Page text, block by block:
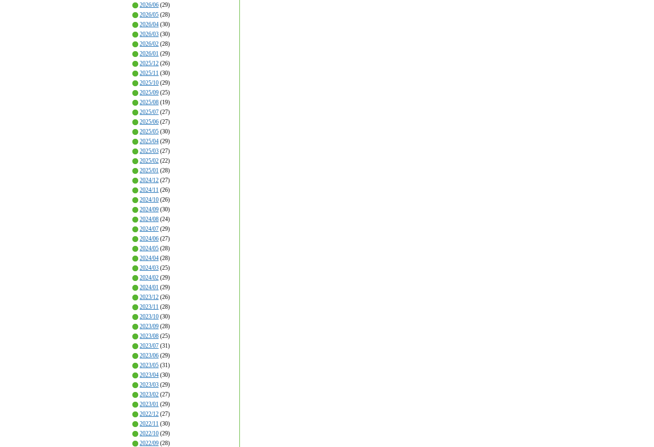
2026/06 (29)
2026/05 (28)
2026/04 (30)
2026/03 (30)
2026/02 (28)
2026/01 (29)
2025/12 (26)
2025/11 (30)
2025/10 (29)
2025/09 (25)
2025/08 (19)
2025/07 (27)
2025/06 (27)
2025/05 (30)
2025/04 (29)
2025/03 (27)
2025/02 (22)
2025/01 (28)
2024/12 (27)
2024/11 (26)
2024/10 (26)
2024/09 (30)
2024/08 (24)
2024/07 (29)
2024/06 (27)
2024/05 (28)
2024/04 (28)
2024/03 (25)
2024/02 (29)
2024/01 (29)
2023/12 (26)
2023/11 (28)
2023/10 (30)
2023/09 (28)
2023/08 (25)
2023/07 (31)
2023/06 (29)
2023/05 (31)
2023/04 (30)
2023/03 (29)
2023/02 (27)
2023/01 (29)
2022/12 (27)
2022/11 (30)
2022/10 (29)
2022/09 (28)